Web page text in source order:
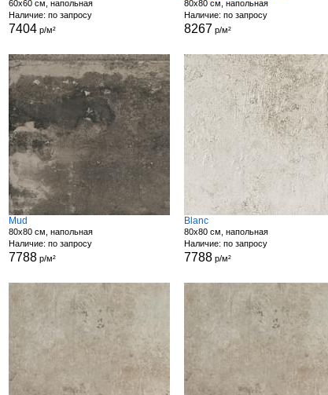
60x60 см, напольная
Наличие: по запросу
7404р/м²
80x80 см, напольная
Наличие: по запросу
8267 р/м²
Mud
80x80 см, напольная
Наличие: по запросу
7788р/м²
Blanc
80x80 см, напольная
Наличие: по запросу
7788 р/м²